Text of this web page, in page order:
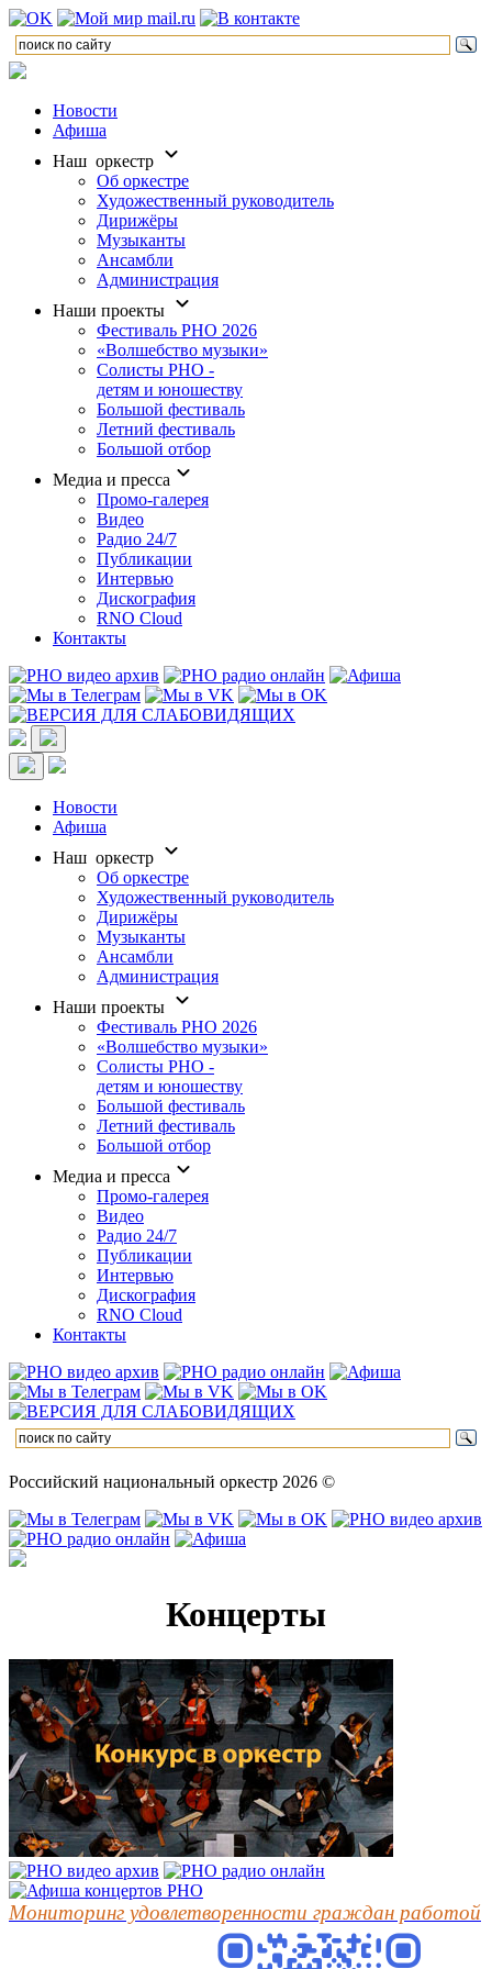
Новости
Афиша
Наш оркестр
Об оркестре
Художественный руководитель
Дирижёры
Музыканты
Ансамбли
Администрация
Наши проекты
Фестиваль РНО 2026
«Волшебство музыки»
Солисты РНО -
детям и юношеству
Большой фестиваль
Летний фестиваль
Большой отбор
Медиа и пресса
Промо-галерея
Видео
Радио 24/7
Публикации
Интервью
Дискография
RNO Cloud
Контакты
Новости
Афиша
Наш оркестр
Об оркестре
Художественный руководитель
Дирижёры
Музыканты
Ансамбли
Администрация
Наши проекты
Фестиваль РНО 2026
«Волшебство музыки»
Солисты РНО -
детям и юношеству
Большой фестиваль
Летний фестиваль
Большой отбор
Медиа и пресса
Промо-галерея
Видео
Радио 24/7
Публикации
Интервью
Дискография
RNO Cloud
Контакты
Российский национальный оркестр 2026 ©
Концерты
Мониторинг удовлетворенности граждан работой